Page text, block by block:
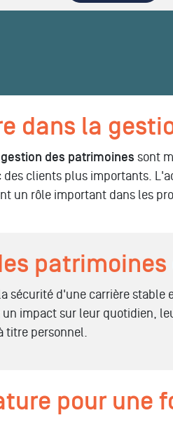
dans la
des patrimoines sont
clients plus importants.
un rôle important dans les
patrimoines
sécurité d'une carrière
impact sur leur quotidien,
titre personnel.
pour une